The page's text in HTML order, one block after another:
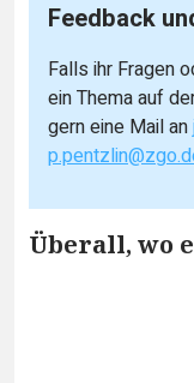
Feedback
Falls ihr Fragen
ein Thema auf
gern eine Mail an
Überall, wo